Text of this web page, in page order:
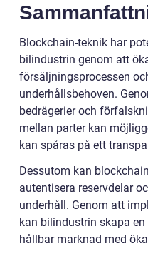
Blockchain-teknik har
bilindustrin genom att
försäljningsprocessen
underhållsbehoven.
bedrägerier och
mellan parter kan
kan spåras på ett
Dessutom kan
autentisera reservdelar
underhåll. Genom att
kan bilindustrin skapa
hållbar marknad med